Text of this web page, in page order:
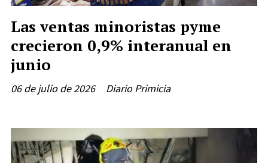
Las ventas minoristas pyme
crecieron 0,9% interanual en
junio
Diario Primicia
06 de julio de 2026